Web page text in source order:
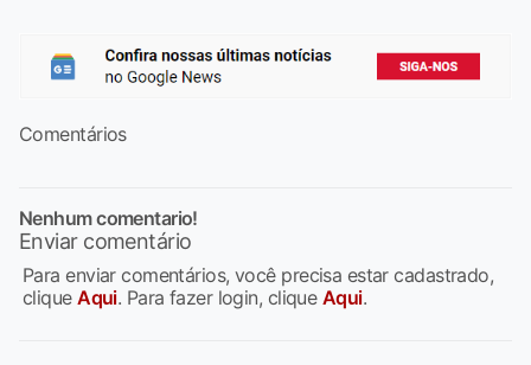
Comentários
Nenhum comentario!
Enviar comentário
Para enviar comentários, você precisa estar cadastrado,
cliqueAqui. Para fazer login, clique Aqui.